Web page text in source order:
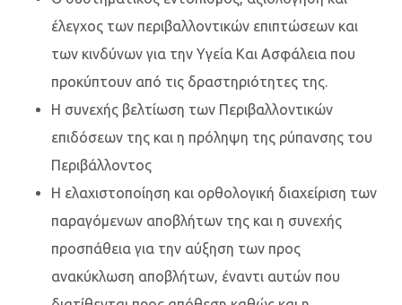
έλεγχος των περιβαλλοντικών επιπτώσεων και
των κινδύνων για την Υγεία Και Ασφάλεια που
προκύπτουν από τις δραστηριότητες της.
Η συνεχής βελτίωση των Περιβαλλοντικών
επιδόσεων της και η πρόληψη της ρύπανσης του
Περιβάλλοντος
Η ελαχιστοποίηση και ορθολογική διαχείριση των
παραγόμενων αποβλήτων της και η συνεχής
προσπάθεια για την αύξηση των προς
ανακύκλωση αποβλήτων, έναντι αυτών που